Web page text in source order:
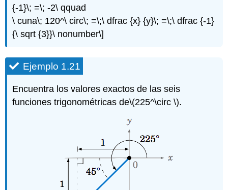
{-1}\; =\; -2\ qquad
\ cuna\; 120^\ circ\; =\;\ dfrac {x} {y}\; =\;\ dfrac {-1}
{\ sqrt {3}}\ nonumber\]
Ejemplo 1.21
Encuentra los valores exactos de las seis
funciones trigonométricas de\(225^\circ \).